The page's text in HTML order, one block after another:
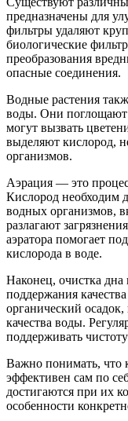
предназначены для
фильтры удаляют
биологические
преобразования
опасные соединения.
Водные растения
воды. Они поглощают
могут вызвать
выделяют кислород,
организмов.
Аэрация — это
Кислород необходим
водных организмов,
разлагают
аэратора помогает
кислорода в воде.
Наконец, очистка дна
поддержания
органический
качества воды.
поддерживать
Важно понимать, что
эффективен сам по
достигаются при их
особенности